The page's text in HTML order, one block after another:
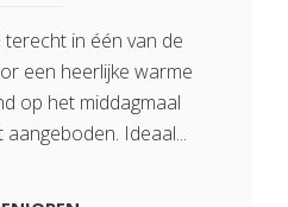
terecht in één van de
een heerlijke warme
op het middagmaal
Ideaal...